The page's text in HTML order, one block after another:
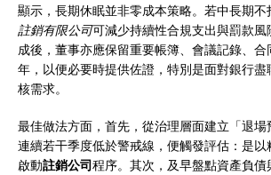
顯示，長期休眠並非零成本策略。若中長期
註銷有限公司可減少持續性合規支出與罰款
成後，董事亦應保留重要帳簿、會議記錄、
年，以便必要時提供佐證，特別是面對銀行
核需求。
最佳做法方面，首先，從治理層面建立「退
連續若干季度低於警戒線，便觸發評估：是
啟動註銷公司程序。其次，及早盤點資產負